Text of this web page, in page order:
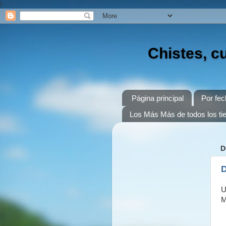
!
Chistes,
Página principal
Por
Los Más Más de todos los